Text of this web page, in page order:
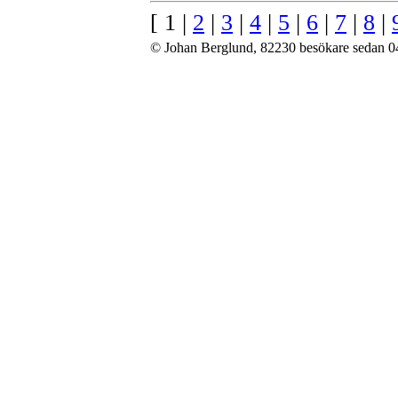
[ 1 | 2 | 3 | 4 | 5 | 6 | 7 | 8 |
© Johan Berglund, 82230 besökare sedan